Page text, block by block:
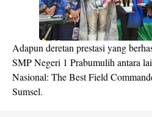
Adapun deretan prestasi yang
SMP Negeri 1 Prabumulih antara
Nasional: The Best Field
Sumsel.